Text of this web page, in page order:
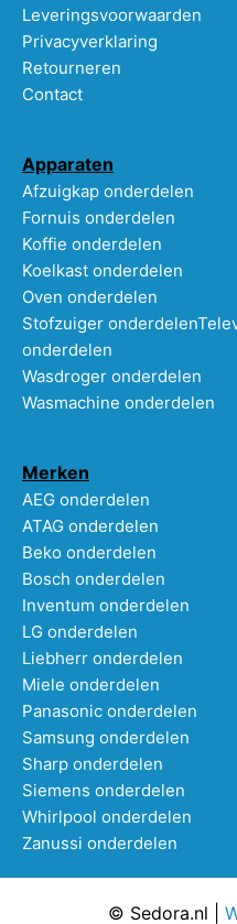
Leveringsvoorwaarden
Privacyverklaring
Retourneren
Contact
Apparaten
Afzuigkap onderdelen
Fornuis onderdelen
Koffie onderdelen
Koelkast onderdelen
Oven onderdelen
Stofzuiger onderdelen
onderdelen
Wasdroger onderdelen
Wasmachine onderdelen
Merken
AEG onderdelen
ATAG onderdelen
Beko onderdelen
Bosch onderdelen
Inventum onderdelen
LG onderdelen
Liebherr onderdelen
Miele onderdelen
Panasonic onderdelen
Samsung onderdelen
Sharp onderdelen
Siemens onderdelen
Whirlpool onderdelen
Zanussi onderdelen
© Sedora.nl |